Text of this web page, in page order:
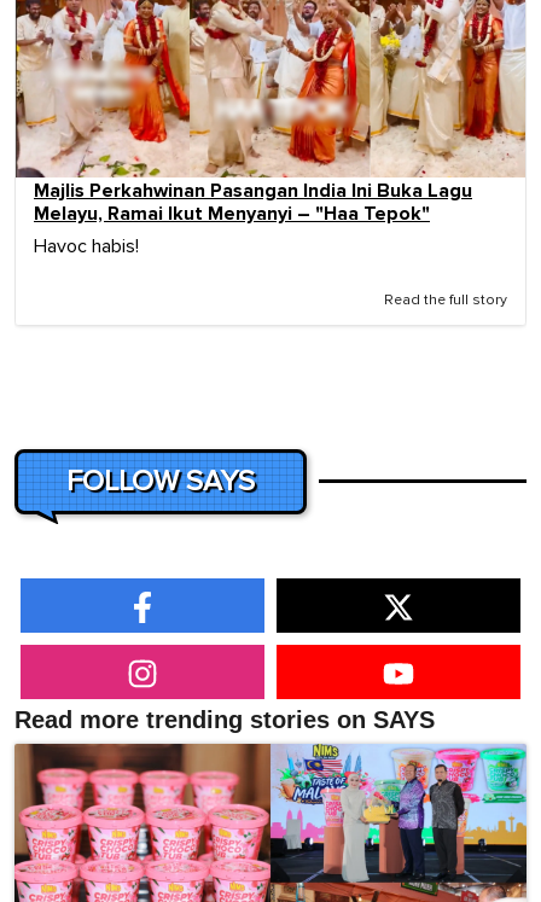
Majlis Perkahwinan Pasangan India Ini Buka Lagu
Melayu, Ramai Ikut Menyanyi – "Haa Tepok"
Havoc habis!
Read the full story
FOLLOW SAYS
Read more trending stories on SAYS